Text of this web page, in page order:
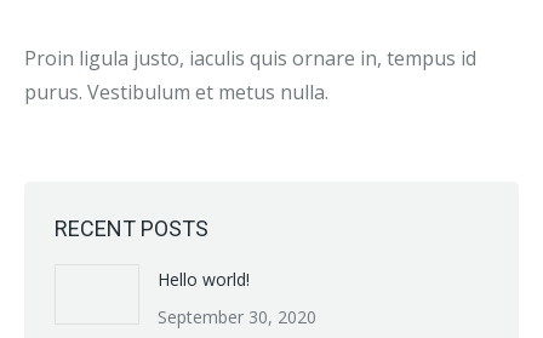
Proin ligula justo, iaculis quis ornare in, tempus id
purus. Vestibulum et metus nulla.
RECENT POSTS
Hello world!
September 30, 2020